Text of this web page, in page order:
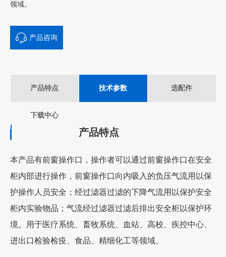
领域。
产品咨询
产品特点 技术参数 选配件
下载中心
产品特点
本产品有前窗操作口，操作者可以通过前窗操作口在安全
柜内部进行操作，前窗操作口向内吸入的负压气流用以保
护操作人员安全；经过滤器过滤的下降气流用以保护安全
柜内实验物品；气流经过滤器过滤后排出安全柜以保护环
境。用于医疗系统、畜牧系统、血站、高校、疾控中心、
进出口检验检疫、食品、精细化工等领域。